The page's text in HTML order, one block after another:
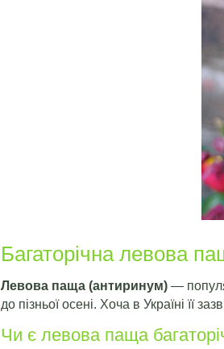
Багаторічна левова
Левова паща (антиринум) —
до пізньої осені. Хоча в Україні її
Чи є левова паща